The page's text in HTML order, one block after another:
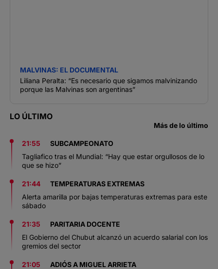
MALVINAS: EL DOCUMENTAL
Liliana Peralta: “Es necesario que sigamos malvinizando
porque las Malvinas son argentinas”
LO ÚLTIMO
Más de lo último
21:55
SUBCAMPEONATO
Tagliafico tras el Mundial: “Hay que estar orgullosos de lo
que se hizo”
21:44
TEMPERATURAS EXTREMAS
Alerta amarilla por bajas temperaturas extremas para este
sábado
21:35
PARITARIA DOCENTE
El Gobierno del Chubut alcanzó un acuerdo salarial con los
gremios del sector
21:05
ADIÓS A MIGUEL ARRIETA